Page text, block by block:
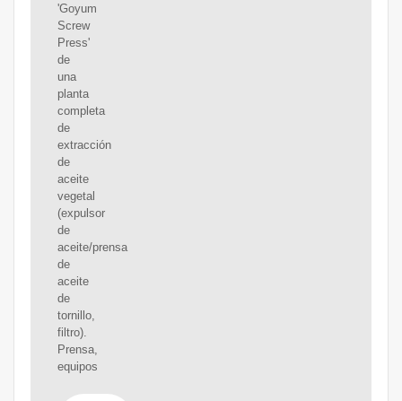
'Goyum
Screw
Press'
de
una
planta
completa
de
extracción
de
aceite
vegetal
(expulsor
de
aceite/prensa
de
aceite
de
tornillo,
filtro).
Prensa,
equipos